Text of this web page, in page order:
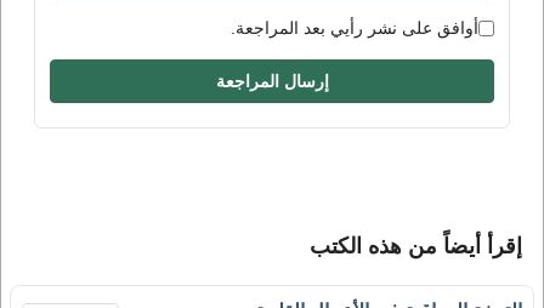
أوافق على نشر رأيي بعد المراجعة.
إرسال المراجعة
إقرأ أيضاً من هذه الكتب